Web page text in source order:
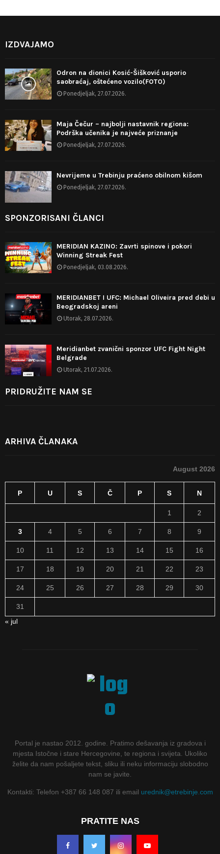
IZDVAJAMO
Odron na dionici Kosić-Šišković usporio
saobraćaj, oštećeno vozilo(FOTO)
Ponedjeljak, 27.07.2026.
Maja Čečur – najbolji nastavnik regiona:
Podrška učenika je najveće priznanje
Ponedjeljak, 27.07.2026.
Nevrijeme u Trebinju praćeno obilnom kišom
Ponedjeljak, 27.07.2026.
SPONZORISANI ČLANCI
MERIDIAN KAZINO: Zavrti spinove i pokori
Winning Streak Fest
Ponedjeljak, 03.08.2026.
MERIDIANBET I UFC: Michael Oliveira pred debi u
Beogradskoj areni
Utorak, 28.07.2026.
Meridianbet zvanični sponzor UFC Fight Night
Belgrade
Utorak, 21.07.2026.
PRIDRUŽITE NAM SE
ARHIVA ČLANAKA
August 2026
P U S Č P S N
1 2
3 4 5 6 7 8 9
10 11 12 13 14 15 16
17 18 19 20 21 22 23
24 25 26 27 28 29 30
31
« jul
Portal je nastao 2012. godine. Pratimo dešavanja iz gradova i
mjesta Istočne i stare Hercegovine, te regiona i svijeta. Ukoliko
želite da nam pošaljete tekst, sliku ili neku informaciju slobodno
nam se javite.
Kontakti: Telefon +387 66 148 087 ili email urednik@etrebinje.com
PRATITE NAS